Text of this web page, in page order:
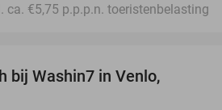
ca. €5,75 p.p.p.n. toeristenbelasting
bij Washin7 in Venlo,